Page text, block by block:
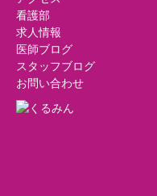
看護部
求人情報
医師ブログ
スタッフブログ
お問い合わせ